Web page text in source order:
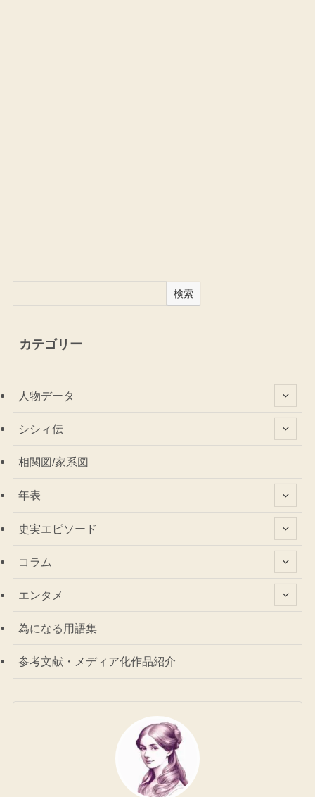
検索
カテゴリー
人物データ
シシィ伝
相関図/家系図
年表
史実エピソード
コラム
エンタメ
為になる用語集
参考文献・メディア化作品紹介